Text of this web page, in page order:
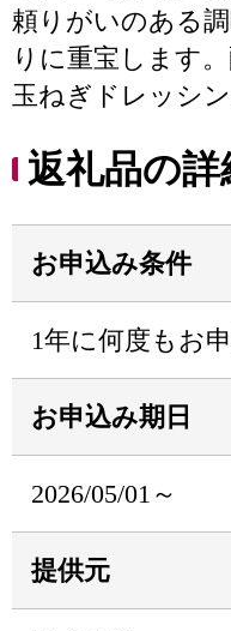
頼りがいのある
りに重宝します
玉ねぎドレッシ
返礼品の詳
お申込み条件
1年に何度もお
お申込み期日
2026/05/01～
提供元